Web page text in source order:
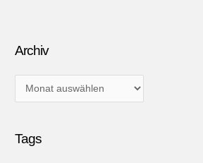
Archiv
r
Tags